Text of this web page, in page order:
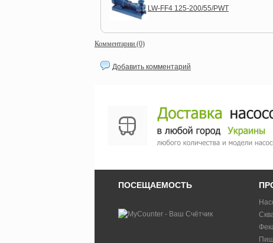
LW-FF4 125-200/55/PWT
Комментарии (0)
Добавить комментарий
ПОСЕЩАЕМОСТЬ